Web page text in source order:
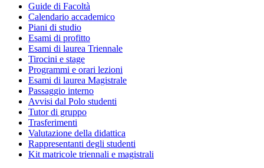
Guide di Facoltà
Calendario accademico
Piani di studio
Esami di profitto
Esami di laurea Triennale
Tirocini e stage
Programmi e orari lezioni
Esami di laurea Magistrale
Passaggio interno
Avvisi dal Polo studenti
Tutor di gruppo
Trasferimenti
Valutazione della didattica
Rappresentanti degli studenti
Kit matricole triennali e magistrali